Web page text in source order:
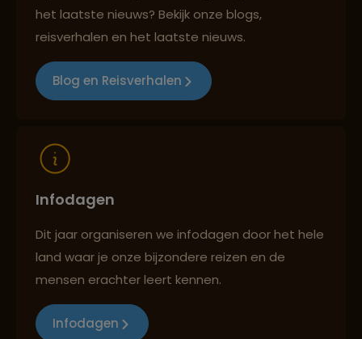
Reizen met oog voor mens, cultuur en milieu
het laatste nieuws? Bekijk onze blogs,
reisverhalen en het laatste nieuws.
Blog en Reisverhalen
Infodagen
Dit jaar organiseren we infodagen door het hele
land waar je onze bijzondere reizen en de
mensen erachter leert kennen.
Infodagen